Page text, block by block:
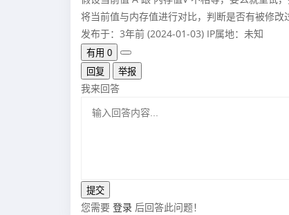
将当前值与内存值进行对比，判断是否有被修改
发布于：3年前 (2024-01-03) IP属地：未知
有用 0
回复
举报
我来回答
您需要 登录 后回答此问题！